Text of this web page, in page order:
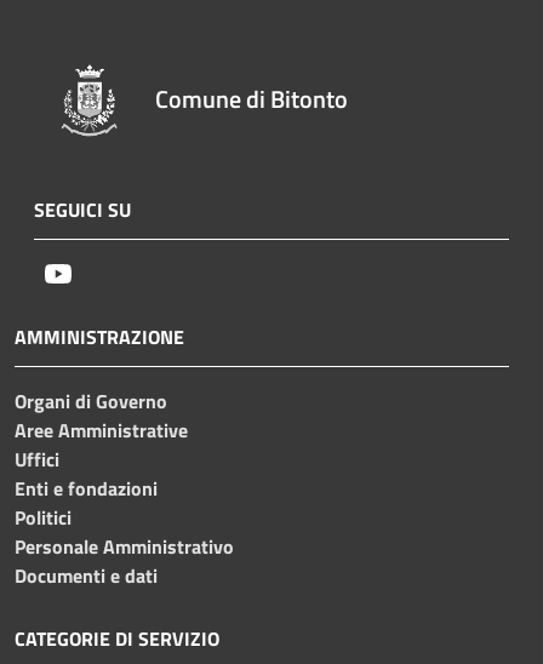
Comune di Bitonto
SEGUICI SU
AMMINISTRAZIONE
Organi di Governo
Aree Amministrative
Uffici
Enti e fondazioni
Politici
Personale Amministrativo
Documenti e dati
CATEGORIE DI SERVIZIO